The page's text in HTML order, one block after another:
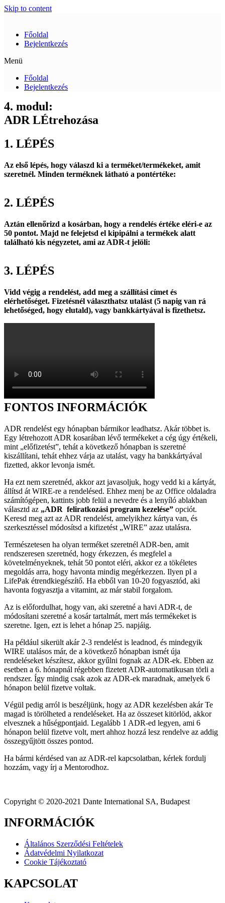
Skip to content
Főoldal
Bejelentkezés
Menü
Főoldal
Bejelentkezés
4. modul:
ADR LÉtrehozása
1. LÉPÉS
Az első lépés, hogy válaszd ki a terméket/termékeket, amit
szeretnél. Minden terméknek látható a pontértéke:
2. LÉPÉS
Aztán ellenőrizd a kosárban, hogy a rendelés értéke eléri-e az
50 pontot. Majd ne felejetsd el kipipálni a termékek alatt
található kis négyzetet, ami az ADR-t jelöli:
3. LÉPÉS
Vidd végig a rendelést, add meg a szállítási címet és
elérhetőséget. Fizetésnél választhatsz utalást (5 napig van rá
lehetőséged, hogy elutald), vagy bankkártyával is fizethetsz.
FONTOS INFORMÁCIÓK
ADR rendelést egy hónapban bármikor leadhatsz. Akár többet is.
Egy létrehozott ADR kosarában lévő termékeket a cég úgy értékeli,
mint „előfizetést”, tehát a következő hónapban is szeretné
kiszállítani, tehát ehhez várja az utalást, vagy ha bankkártyával
fizetted, akkor levonja ismét.
Ha ezt nem szeretnéd, akkor azt javasoljuk, hogy vedd ki a kártyát,
állítsd át WIRE-re a rendelésed. Ehhez menj be az Office oldaladra
számítógépen, kattints jobb felül a nevedre és a lenyíló ablakban
választd az „ADR feliratkozási program kezelése” opciót.
Keresd meg azt az ADR rendelést, amelyikhez kártya van, és
szerkesztéssel módosítsd a kifizetést „WIRE” azaz utalásra.
Természetesen ha olyan terméket szeretnél ADR-ben, amit
rendszeresen szeretnéd, hogy érkezzen, és megfelel a
követelményeknek, tehát 50 pontot eléri, akkor ez a tökéletes
megoldás arra, hogy havonta mindig megérkezzen. Ilyen pl a
LifePak étrendkiegészítő. Ha ebből van 10-20 fogyasztód, aki
havonta fogyasztja a vitamint, az már stabil forgalom.
Az is előfordulhat, hogy van, aki szeretné a havi ADR-t, de
módosítani szeretné a kosár tartalmát, mert más termékeket is
szeretne. Igen, ezt is lehet a hónap 25. napjáig.
Ha például sikerült akár 2-3 rendelést is leadnod, és mindegyik
WIRE utalásos már, de a következő hónapban ismét úja
rendeléseket készítesz, akkor gyűlni fognak az ADR-ek. Ebben az
esetben a 6. hónapnál régebben fizetett ADR-automatikusan törli a
rendszer. Így mindig csak azok az ADR-ek maradnak, amelyek 6
hónapon belül fizetve voltak.
Végül pedig arról is beszéljünk, hogy az ADR kezelésben akár Te
magad is törölheted a rendeléseket. Ha az összeset kitörlöd, akkor
elvesznek a hűségpontjaid. Legalább 1 ADR-ed legyen, ami 6
hónapon belül fizetve volt, mert ahhoz hozzá lesz rendelve az addig
összegyűjtött összes pontod.
Ha bármi kérdésed van az ADR-rel kapcsolatban, kérlek fordulj
hozzám, vagy írj a Mentorodhoz.
Copyright © 2020-2021 Dante International SA, Budapest
INFORMÁCIÓK
Általános Szerződési Feltételek
Ádatvédelmi Nyilatkozat
Cookie Tájékoztató
KAPCSOLAT